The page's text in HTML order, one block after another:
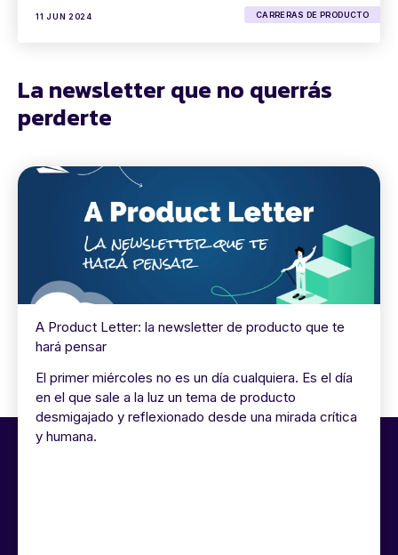
11 JUN 2024 CARRERAS DE PRODUCTO
La newsletter que no querrás
perderte
A Product Letter: la newsletter de producto que te
hará pensar
El primer miércoles no es un día cualquiera. Es el día
en el que sale a la luz un tema de producto
desmigajado y reflexionado desde una mirada crítica
y humana.